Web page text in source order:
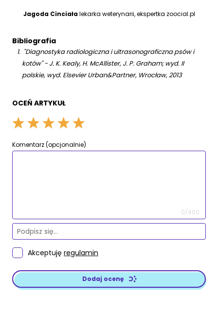
Jagoda Cinciałalekarka weterynarii, ekspertka zoocial.pl
Bibliografia
"Diagnostyka radiologiczna i ultrasonograficzna psów i
kotów" - J. K. Kealy, H. McAllister, J. P. Graham; wyd. II
polskie, wyd. Elsevier Urban&Partner, Wrocław, 2013
OCEŃ ARTYKUŁ
Komentarz (opcjonalnie)
0/400
Akceptuję regulamin
Dodaj ocenę